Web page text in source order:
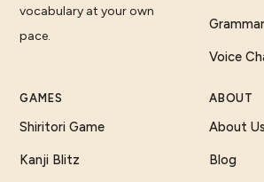
vocabulary at your own
pace.
Voice
GAMES
Shiritori Game
Kanji Blitz
ABOUT
About Us
Blog